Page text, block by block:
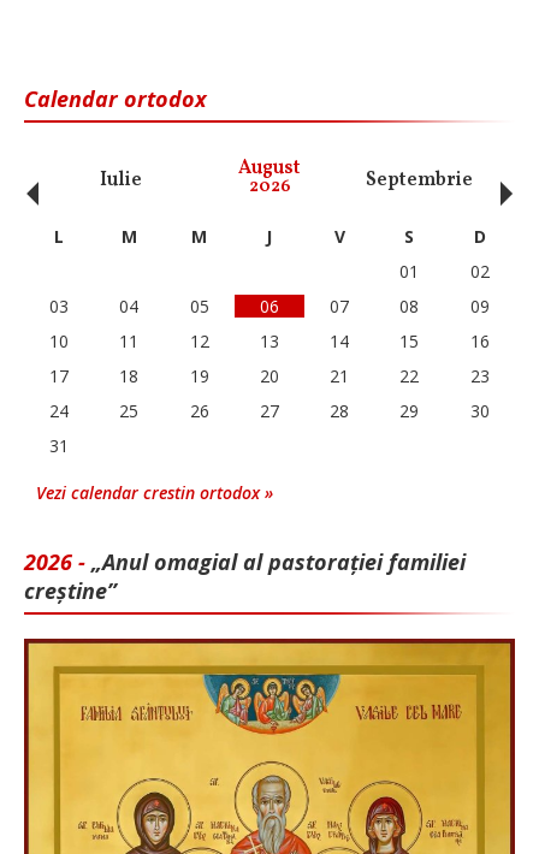
Calendar ortodox
Iulie August
2026 Septembrie
‹ L M M J V S
D
01
02
03
04 05 06 07 08
09
10
11 12 13 14 15
16
17
18 19 20 21 22
23
24
25 26 27 28 29
30
31
Vezi calendar crestin ortodox »
2026 - „Anul omagial al pastorației familiei
creștine”